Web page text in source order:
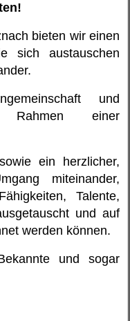
bieten wir einen
sich austauschen
und
einer
ein herzlicher,
miteinander,
Talente,
und auf
werden können.
und sogar